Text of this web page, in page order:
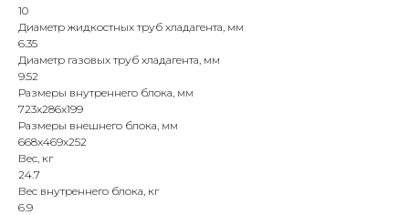
10
Диаметр жидкостных труб хладагента, мм
6.35
Диаметр газовых труб хладагента, мм
9.52
Размеры внутреннего блока, мм
723x286x199
Размеры внешнего блока, мм
668x469x252
Вес, кг
24.7
Вес внутреннего блока, кг
6.9